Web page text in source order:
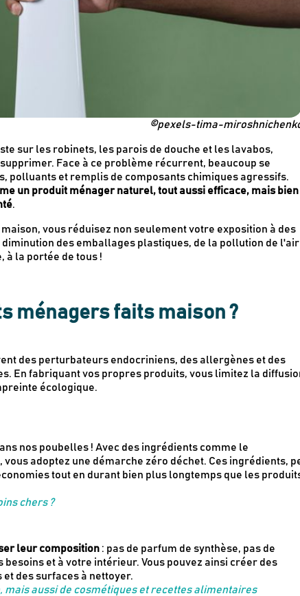
©pexels-tima-
sur les robinets, les parois de douche et les lavabos,
Face à ce problème récurrent, beaucoup se
polluants et remplis de composants chimiques agressifs.
un produit ménager naturel, tout aussi efficace, mais bien
.
vous réduisez non seulement votre exposition à des
des emballages plastiques, de la pollution de
à la portée de tous !
ménagers faits maison ?
des perturbateurs endocriniens, des allergènes et des
En fabriquant vos propres produits, vous limitez la
écologique.
nos poubelles ! Avec des ingrédients comme le
adoptez une démarche zéro déchet. Ces ingrédients,
tout en durant bien plus longtemps que les
chers ?
leur composition: pas de parfum de synthèse, pas de
et à votre intérieur. Vous pouvez ainsi créer des
des surfaces à nettoyer.
aussi de cosmétiques et recettes alimentaires